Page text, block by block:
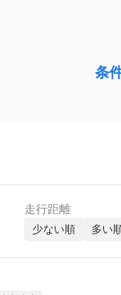
条
走行距離
少ない順 多い